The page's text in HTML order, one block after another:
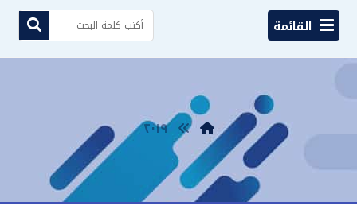
القائمة
٢٠١٩